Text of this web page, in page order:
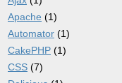
Apache (1)
Automator (1)
CakePHP (1)
CSS (7)